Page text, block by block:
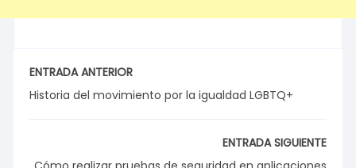
ENTRADA ANTERIOR
Historia del movimiento por la igualdad LGBTQ+
ENTRADA SIGUIENTE